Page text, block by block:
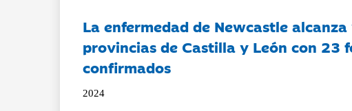
La enfermedad de Newcastle
provincias de Castilla y León con 23
confirmados
2024